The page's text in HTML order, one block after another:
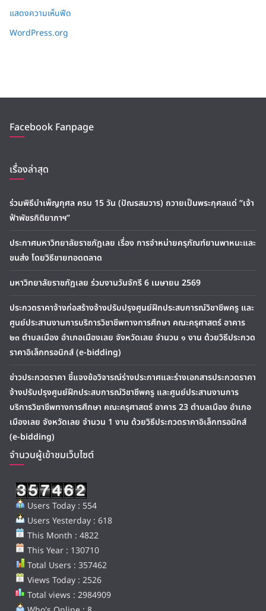
แสดงความเห็นฟีด
WordPress.org
Facebook Fanpage
เรื่องล่าสุด
ร่วมพิธีบำเพ็ญกุศล ครบ 15 วัน (ปัณรสมวาร) ถวายเป็นพระกุศลแด่ “เจ้า
ฟ้าพัชรกิติยาภาฯ”
ประกาศมหาวิทยาลัยราชภัฏเลย เรื่อง การจำหน่ายครุภัณฑ์ยานพาหนะและ
ขนส่ง โดยวิธีขายทอดตลาด
มหาวิทยาลัยราชภัฏเลย ร่วมงานวันจักรี 6 เมษายน 2569
ประกวดราคาจ้างก่อสร้างจ้างปรับปรุงศูนย์ฝึกประสบการณ์วิชาชีพครู และ
ศูนย์ประสานงานการบริการวิชาชีพทางการศึกษา คณะครุศาสตร์ อาคาร
๒๓ ตำบลเมือง อำเภอเมืองเลย จังหวัดเลย จำนวน ๑ งาน ด้วยวิธีประกวด
ราคาอิเล็กทรอนิกส์ (e-bidding)
ข่าวประกวดราคา ชี้แจงข้อวิจารณ์ร่างประกาศและร่างเอกสารประกวดราคา
จ้างปรับปรุงศูนย์ฝึกประสบการณ์วิชาชีพครู และศูนย์ประสานงานการ
บริการวิชาชีพทางการศึกษา คณะครุศาสตร์ อาคาร 23 ตำบลเมือง อำเภอ
เมืองเลย จังหวัดเลย จำนวน 1 งาน ด้วยวิธีประกวดราคาอิเล็กทรอนิกส์
(e-bidding)
จำนวนผู้เข้าชมเว็บไซต์
Users Today : 554
Users Yesterday : 618
This Month : 4822
This Year : 130710
Total Users : 357462
Views Today : 2526
Total views : 2984909